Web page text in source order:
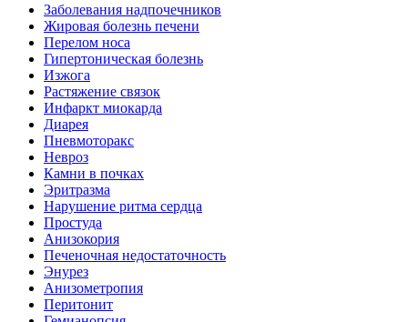
Заболевания надпочечников
Жировая болезнь печени
Перелом носа
Гипертоническая болезнь
Изжога
Растяжение связок
Инфаркт миокарда
Диарея
Пневмоторакс
Невроз
Камни в почках
Эритразма
Нарушение ритма сердца
Простуда
Анизокория
Печеночная недостаточность
Энурез
Анизометропия
Перитонит